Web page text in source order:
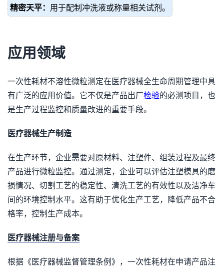
精密天平： 用于配制冲洗液或称量相关试剂。
应用领域
一次性耗材不溶性微粒测定在医疗器械全生命周期管理中具
有广泛的应用价值。它不仅是产品出厂检验的必测项目，也
是生产过程监控和质量改进的重要手段。
医疗器械生产制造
在生产环节，企业需要对原材料、注塑件、组装过程及最终
产品进行微粒监控。通过测定，企业可以评估注塑模具的磨
损情况、切割工艺的稳定性、清洗工艺的有效性以及洁净车
间的环境控制水平。这有助于优化生产工艺，降低产品不合
格率，控制生产成本。
医疗器械注册与备案
根据《医疗器械监督管理条例》，一次性耗材在申请产品注